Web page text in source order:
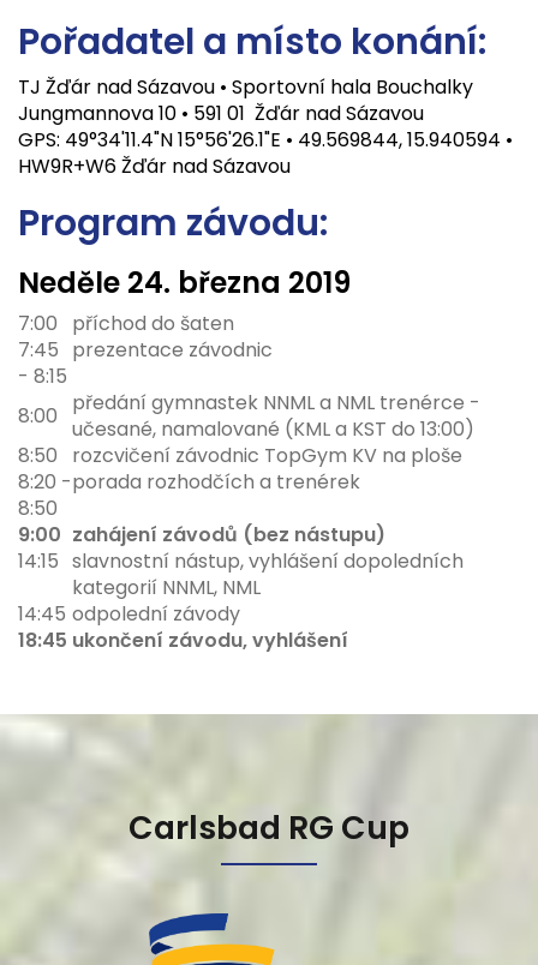
Pořadatel a místo konání:
TJ Žďár nad Sázavou • Sportovní hala Bouchalky
Jungmannova 10 • 591 01 Žďár nad Sázavou
GPS: 49°34'11.4"N 15°56'26.1"E • 49.569844, 15.940594 •
HW9R+W6 Žďár nad Sázavou
Program závodu:
Neděle 24. března 2019
7:00
příchod do šaten
7:45
- 8:15
prezentace závodnic
8:00
předání gymnastek NNML a NML trenérce -
učesané, namalované (KML a KST do 13:00)
8:50
rozcvičení závodnic TopGym KV na ploše
8:20 -
8:50
porada rozhodčích a trenérek
9:00 zahájení závodů (bez nástupu)
14:15 slavnostní nástup, vyhlášení dopoledních
kategorií NNML, NML
14:45 odpolední závody
18:45 ukončení závodu, vyhlášení
Carlsbad RG Cup